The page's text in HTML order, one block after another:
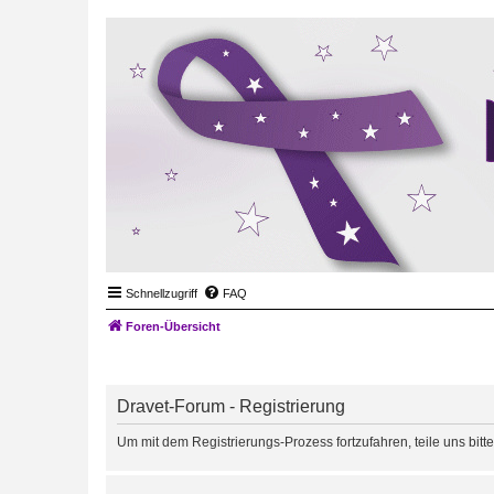
Schnellzugriff FAQ
Foren-Übersicht
Dravet-Forum - Registrierung
Um mit dem Registrierungs-Prozess fortzufahren, teile uns